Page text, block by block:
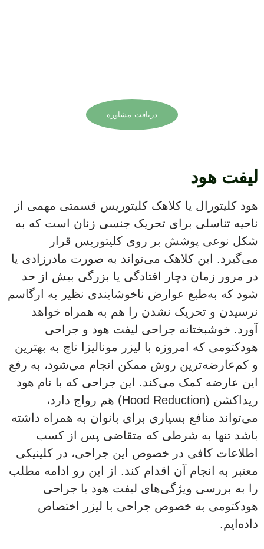
دریافت مشاوره
لیفت هود
هود کلیتورال یا کلاهک کلیتوریس قسمتی مهمی از
ناحیه تناسلی برای تحریک جنسی زنان است که به
شکل نوعی پوشش بر روی کلیتوریس قرار
می‌گیرد. این کلاهک می‌تواند به صورت مادرزادی یا
در مرور زمان دچار افتادگی یا بزرگی بیش از حد
شود که به‌طبع عوارض ناخوشایندی نظیر به ارگاسم
نرسیدن و تحریک نشدن را هم به همراه خواهد
آورد. خوشبختانه جراحی لیفت هود و جراحی
هودکتومی که امروزه با لیزر مونالیزا تاچ به بهترین
و کم‌عارضه‌ترین روش ممکن انجام می‌شود، به رفع
این عارضه کمک می‌کند. این جراحی که با نام هود
ریداکشن (Hood Reduction) هم رواج دارد،
می‌تواند منافع بسیاری برای بانوان به همراه داشته
باشد تنها به شرطی که متقاضی پس از کسب
اطلاعات کافی در خصوص این جراحی، در کلینیکی
معتبر به انجام آن اقدام کند. از این رو ادامه مطلب
را به بررسی ویژگی‌های لیفت هود یا جراحی
هودکتومی به خصوص جراحی با لیزر اختصاص
داده‌ایم.